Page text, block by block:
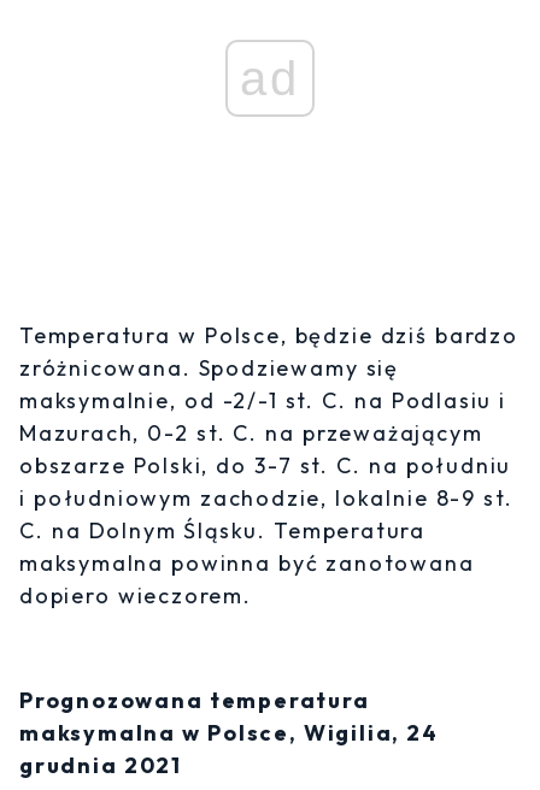
ad
Temperatura w Polsce, będzie dziś bardzo
zróżnicowana. Spodziewamy się
maksymalnie, od -2/-1 st. C. na Podlasiu i
Mazurach, 0-2 st. C. na przeważającym
obszarze Polski, do 3-7 st. C. na południu
i południowym zachodzie, lokalnie 8-9 st.
C. na Dolnym Śląsku. Temperatura
maksymalna powinna być zanotowana
dopiero wieczorem.
Prognozowana temperatura
maksymalna w Polsce, Wigilia, 24
grudnia 2021